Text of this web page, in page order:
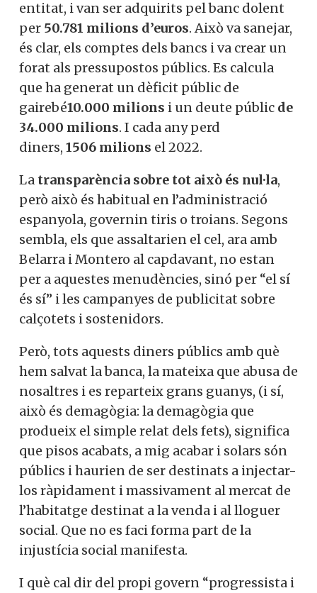
entitat, i van ser adquirits pel banc dolent
per 50.781 milions d’euros. Això va sanejar,
és clar, els comptes dels bancs i va crear un
forat als pressupostos públics. Es calcula
que ha generat un dèficit públic de
gairebé10.000 milions i un deute públic de
34.000 milions. I cada any perd
diners, 1506 milions el 2022.
La transparència sobre tot això és nul·la,
però això és habitual en l’administració
espanyola, governin tiris o troians. Segons
sembla, els que assaltarien el cel, ara amb
Belarra i Montero al capdavant, no estan
per a aquestes menudències, sinó per “el sí
és sí” i les campanyes de publicitat sobre
calçotets i sostenidors.
Però, tots aquests diners públics amb què
hem salvat la banca, la mateixa que abusa de
nosaltres i es reparteix grans guanys, (i sí,
això és demagògia: la demagògia que
produeix el simple relat dels fets), significa
que pisos acabats, a mig acabar i solars són
públics i haurien de ser destinats a injectar-
los ràpidament i massivament al mercat de
l’habitatge destinat a la venda i al lloguer
social. Que no es faci forma part de la
injustícia social manifesta.
I què cal dir del propi govern “progressista i